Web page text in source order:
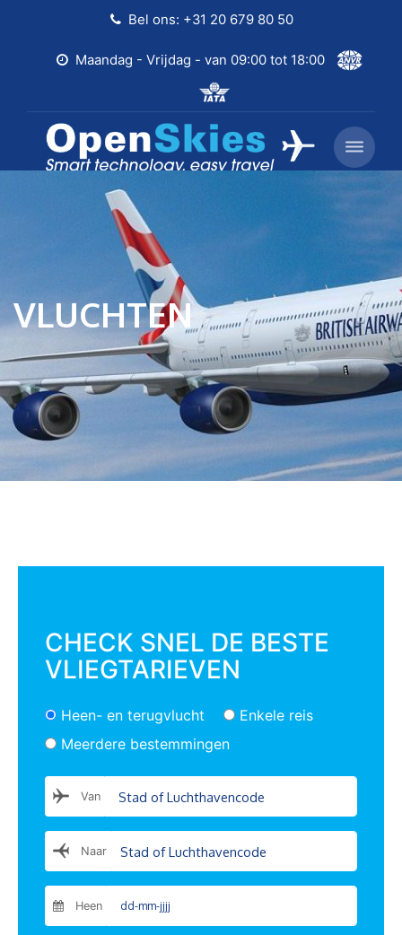
Bel ons: +31 20 679 80 50
Maandag - Vrijdag - van 09:00 tot 18:00
VLUCHTEN
CHECK SNEL DE BESTE
VLIEGTARIEVEN
Heen- en terugvlucht
Enkele reis
Meerdere bestemmingen
Van
Naar
Heen